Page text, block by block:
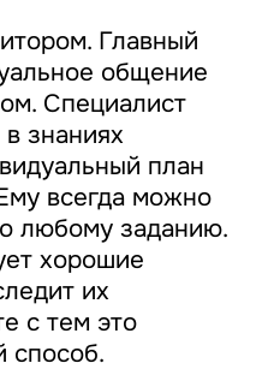
Главный
общение
Специалист
знаниях
план
всегда можно
любому заданию.
хорошие
их
с тем это
способ.